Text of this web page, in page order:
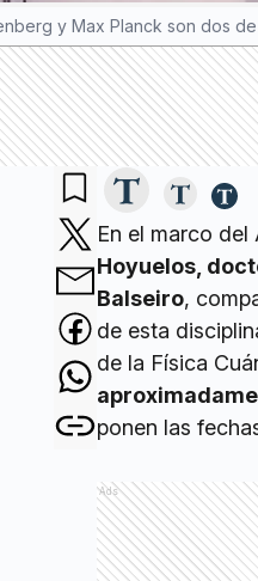
y Max Planck son dos
En el marco
Hoyuelos,
Balseiro,
de esta
de la Física
ponen las
Ads